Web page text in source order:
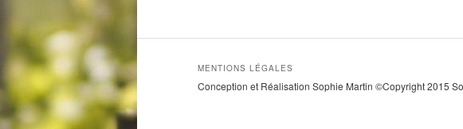
MENTIONS LÉGALES
Conception et Réalisation Sophie Martin ©Copyright 2015